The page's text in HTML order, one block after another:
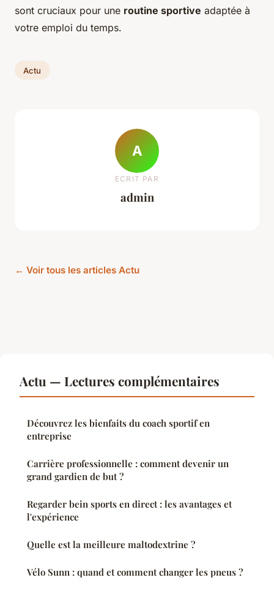
sont cruciaux pour une routine sportive adaptée à
votre emploi du temps.
Actu
A
ECRIT PAR
admin
← Voir tous les articles Actu
Actu — Lectures complémentaires
Découvrez les bienfaits du coach sportif en
entreprise
Carrière professionnelle : comment devenir un
grand gardien de but ?
Regarder bein sports en direct : les avantages et
l'expérience
Quelle est la meilleure maltodextrine ?
Vélo Sunn : quand et comment changer les pneus ?